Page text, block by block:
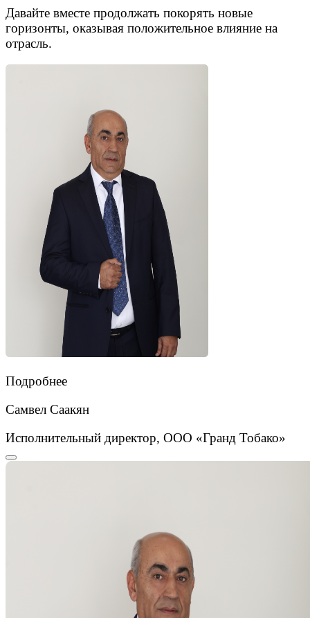
Давайте вместе продолжать покорять новые
горизонты, оказывая положительное влияние на
отрасль.
Подробнее
Самвел Саакян
Исполнительный директор, ООО «Гранд Тобако»